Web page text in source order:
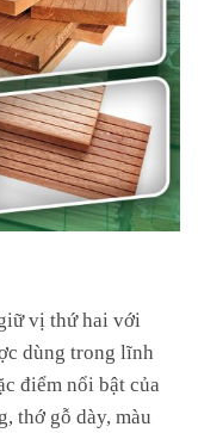
vị thứ hai với
dùng trong lĩnh
điểm nổi bật của
thớ gỗ dày, màu